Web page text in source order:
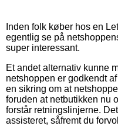
Inden folk køber hos en
egentlig se på
super interessant.
Et andet alternativ kunne
netshoppen er godkendt
en sikring om at
foruden at netbutikken nu
forstår retningslinjerne.
assisteret, såfremt du